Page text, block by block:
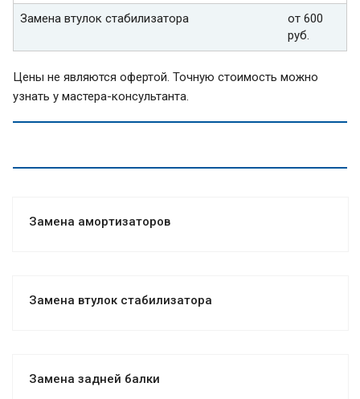
Замена втулок стабилизатора
от 600
руб.
Цены не являются офертой. Точную стоимость можно
узнать у мастера-консультанта.
Замена амортизаторов
Замена втулок стабилизатора
Замена задней балки